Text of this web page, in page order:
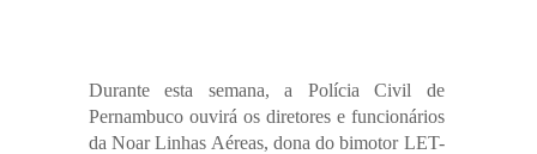
Durante esta semana, a Polícia Civil de
Pernambuco ouvirá os diretores e funcionários
da Noar Linhas Aéreas, dona do bimotor LET-